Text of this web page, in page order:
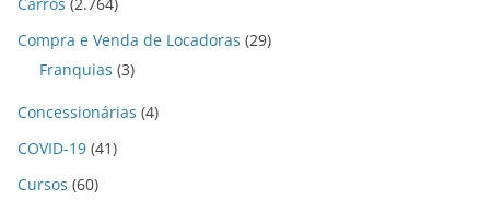
Compra e Venda de Locadoras (29)
Franquias (3)
Concessionárias (4)
COVID-19 (41)
Cursos (60)